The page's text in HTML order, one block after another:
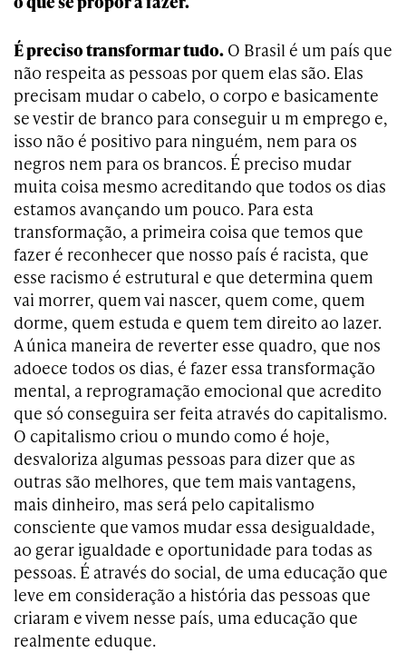
É preciso transformar tudo. O Brasil é um país que
não respeita as pessoas por quem elas são. Elas
precisam mudar o cabelo, o corpo e basicamente
se vestir de branco para conseguir u m emprego e,
isso não é positivo para ninguém, nem para os
negros nem para os brancos. É preciso mudar
muita coisa mesmo acreditando que todos os dias
estamos avançando um pouco. Para esta
transformação, a primeira coisa que temos que
fazer é reconhecer que nosso país é racista, que
esse racismo é estrutural e que determina quem
vai morrer, quem vai nascer, quem come, quem
dorme, quem estuda e quem tem direito ao lazer.
A única maneira de reverter esse quadro, que nos
adoece todos os dias, é fazer essa transformação
mental, a reprogramação emocional que acredito
que só conseguira ser feita através do capitalismo.
O capitalismo criou o mundo como é hoje,
desvaloriza algumas pessoas para dizer que as
outras são melhores, que tem mais vantagens,
mais dinheiro, mas será pelo capitalismo
consciente que vamos mudar essa desigualdade,
ao gerar igualdade e oportunidade para todas as
pessoas. É através do social, de uma educação que
leve em consideração a história das pessoas que
criaram e vivem nesse país, uma educação que
realmente eduque.